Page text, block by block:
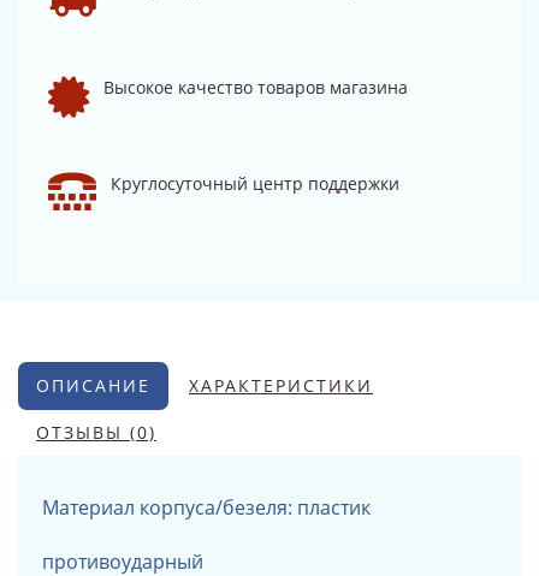
Высокое качество товаров магазина
Круглосуточный центр поддержки
ОПИСАНИЕ ХАРАКТЕРИСТИКИ
ОТЗЫВЫ (0)
Материал корпуса/безеля: пластик
противоударный